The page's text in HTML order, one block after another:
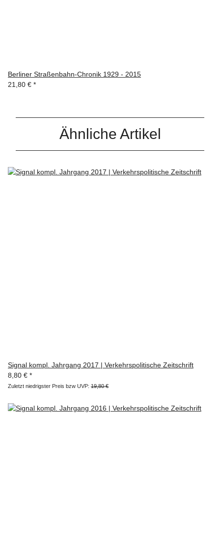
Berliner Straßenbahn-Chronik 1929 - 2015
21,80 € *
Ähnliche Artikel
Signal kompl. Jahrgang 2017 | Verkehrspolitische Zeitschrift
8,80 € *
Zuletzt niedrigster Preis bzw UVP: 19,80 €